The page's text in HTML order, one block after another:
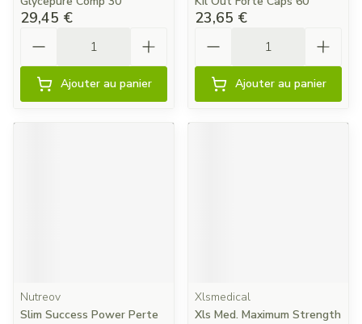
29,45 €
Ajouter au panier
23,65 €
Ajouter au panier
Nutreov
Slim Success Power Perte
Xlsmedical
Xls Med. Maximum Strength